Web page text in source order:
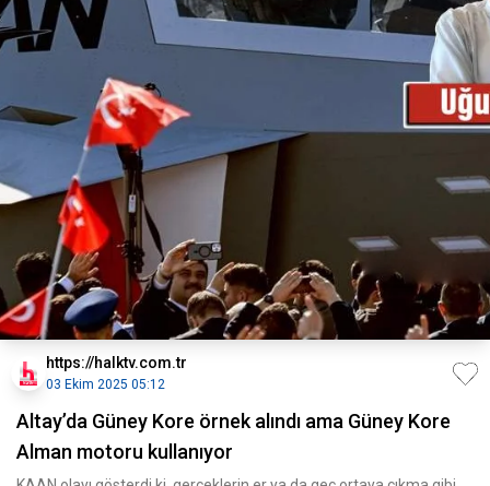
https://halktv.com.tr
03 Ekim 2025 05:12
Altay’da Güney Kore örnek alındı ama Güney Kore
Alman motoru kullanıyor